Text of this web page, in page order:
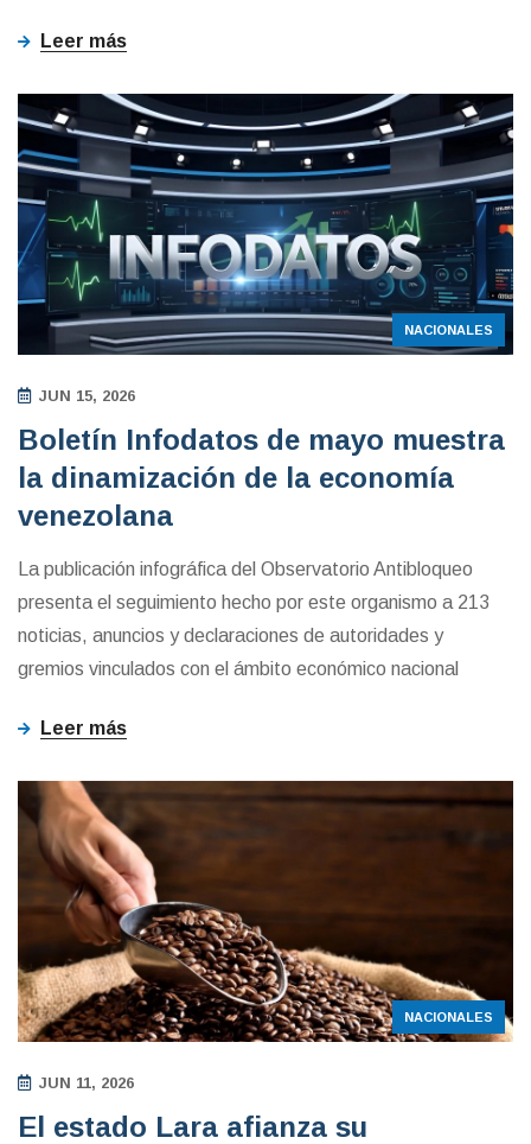
Leer más
NACIONALES
JUN 15, 2026
Boletín Infodatos de mayo muestra
la dinamización de la economía
venezolana
La publicación infográfica del Observatorio Antibloqueo
presenta el seguimiento hecho por este organismo a 213
noticias, anuncios y declaraciones de autoridades y
gremios vinculados con el ámbito económico nacional
Leer más
NACIONALES
JUN 11, 2026
El estado Lara afianza su